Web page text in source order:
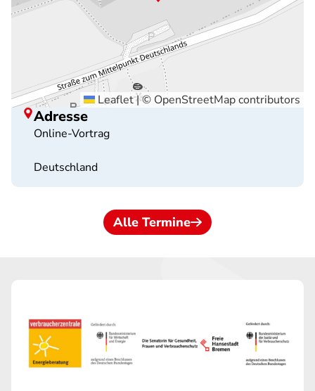
Leaflet|© OpenStreetMapcontributors
Adresse
Online-Vortrag
Deutschland
Alle Termine